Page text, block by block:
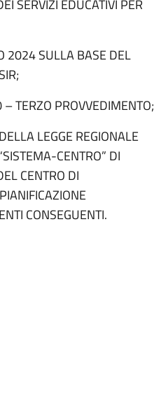
SERVIZI EDUCATIVI PER
2024 SULLA BASE DEL
TERZO PROVVEDIMENTO;
LEGGE REGIONALE
CENTRO” DI
CENTRO DI
CONSEGUENTI.